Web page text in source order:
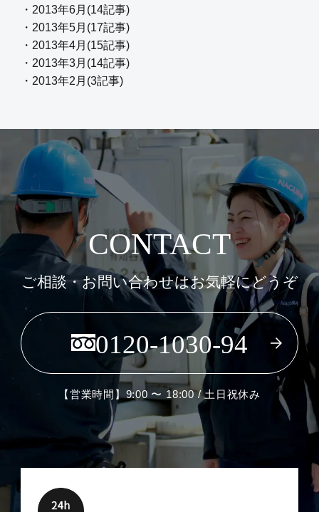
・2013年6月(14記事)
・2013年5月(17記事)
・2013年4月(15記事)
・2013年3月(14記事)
・2013年2月(3記事)
CONTACT
ご相談・お問い合わせはお気軽にどうぞ
0120-1030-94
【営業時間】9:00 〜 18:00 / 土日祝休み